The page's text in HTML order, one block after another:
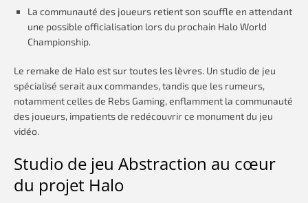
La communauté des joueurs retient son souffle en attendant
une possible officialisation lors du prochain Halo World
Championship.
Le remake de Halo est sur toutes les lèvres. Un studio de jeu
spécialisé serait aux commandes, tandis que les rumeurs,
notamment celles de Rebs Gaming, enflamment la communauté
des joueurs, impatients de redécouvrir ce monument du jeu
vidéo.
Studio de jeu Abstraction au cœur
du projet Halo